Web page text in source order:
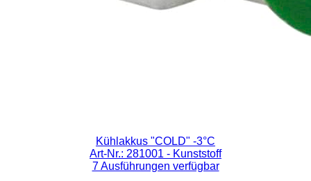
Kühlakkus "COLD" -3°C
Art-Nr.: 281001 - Kunststoff
7 Ausführungen verfügbar